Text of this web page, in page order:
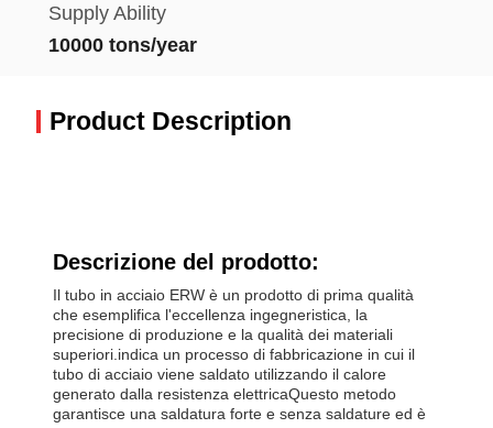
Supply Ability
10000 tons/year
Product Description
Descrizione del prodotto:
Il tubo in acciaio ERW è un prodotto di prima qualità
che esemplifica l'eccellenza ingegneristica, la
precisione di produzione e la qualità dei materiali
superiori.indica un processo di fabbricazione in cui il
tubo di acciaio viene saldato utilizzando il calore
generato dalla resistenza elettricaQuesto metodo
garantisce una saldatura forte e senza saldature ed è